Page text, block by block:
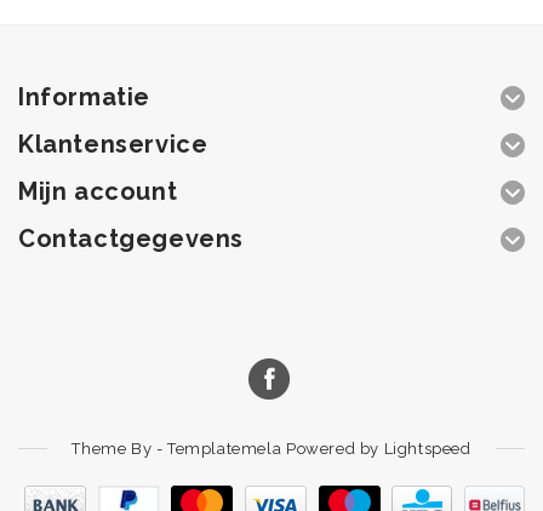
Informatie
Klantenservice
Mijn account
Contactgegevens
Theme By -Templatemela Powered by Lightspeed